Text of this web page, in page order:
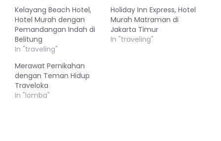
Kelayang Beach Hotel,
Hotel Murah dengan
Pemandangan Indah di
Belitung
In "traveling"
Holiday Inn Express, Hotel
Murah Matraman di
Jakarta Timur
In "traveling"
Merawat Pernikahan
dengan Teman Hidup
Traveloka
In "lomba"